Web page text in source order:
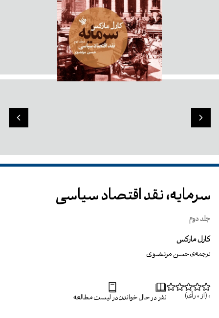
سرمایه، نقد اقتصاد سیاسی
جلد دوم
کارل مارکس
ترجمه‌یحسن مرتضوی
0 (از 0 رأی) نفر در حال خواندندر لیست مطالعه